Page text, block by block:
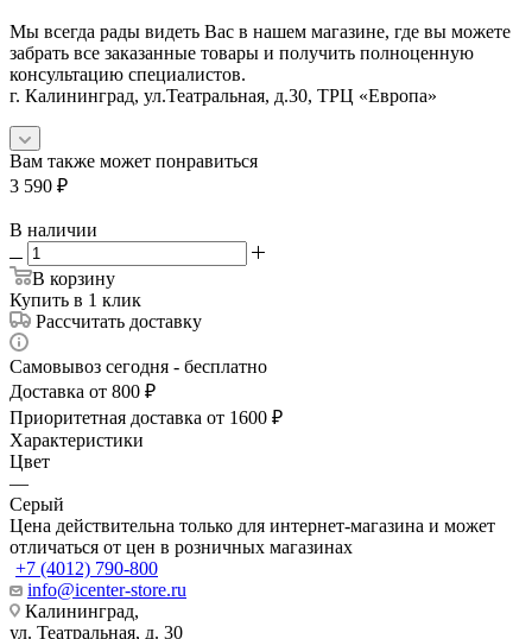
Мы всегда рады видеть Вас в нашем магазине, где вы можете
забрать все заказанные товары и получить полноценную
консультацию специалистов.
г. Калининград, ул.Театральная, д.30, ТРЦ «Европа»
Вам также может понравиться
3 590 ₽
В наличии
В корзину
Купить в 1 клик
Рассчитать доставку
Самовывоз сегодня - бесплатно
Доставка от 800 ₽
Приоритетная доставка от 1600 ₽
Характеристики
Цвет
—
Серый
Цена действительна только для интернет-магазина и может
отличаться от цен в розничных магазинах
+7 (4012) 790-800
info@icenter-store.ru
Калининград,
ул. Театральная, д. 30